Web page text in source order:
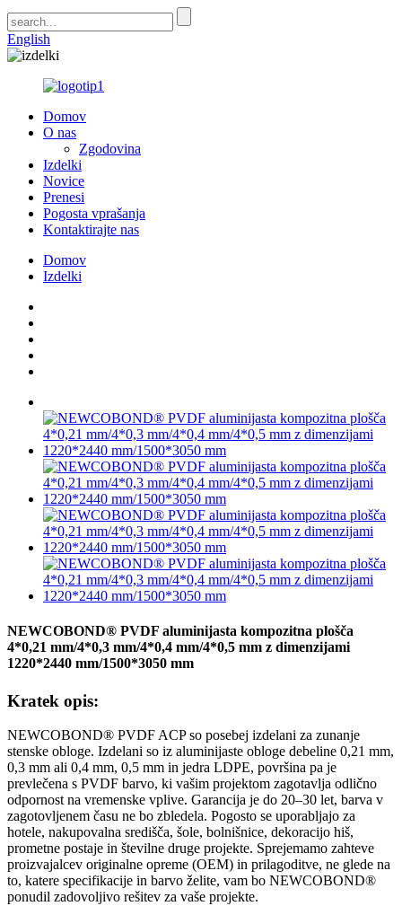
English
Domov
O nas
Zgodovina
Izdelki
Novice
Prenesi
Pogosta vprašanja
Kontaktirajte nas
Domov
Izdelki
NEWCOBOND® PVDF aluminijasta kompozitna plošča
4*0,21 mm/4*0,3 mm/4*0,4 mm/4*0,5 mm z dimenzijami
1220*2440 mm/1500*3050 mm
Kratek opis:
NEWCOBOND® PVDF ACP so posebej izdelani za zunanje
stenske obloge. Izdelani so iz aluminijaste obloge debeline 0,21 mm,
0,3 mm ali 0,4 mm, 0,5 mm in jedra LDPE, površina pa je
prevlečena s PVDF barvo, ki vašim projektom zagotavlja odlično
odpornost na vremenske vplive. Garancija je do 20–30 let, barva v
zagotovljenem času ne bo zbledela. Pogosto se uporabljajo za
hotele, nakupovalna središča, šole, bolnišnice, dekoracijo hiš,
prometne postaje in številne druge projekte. Sprejemamo zahteve
proizvajalcev originalne opreme (OEM) in prilagoditve, ne glede na
to, katere specifikacije in barvo želite, vam bo NEWCOBOND®
ponudil zadovoljivo rešitev za vaše projekte.